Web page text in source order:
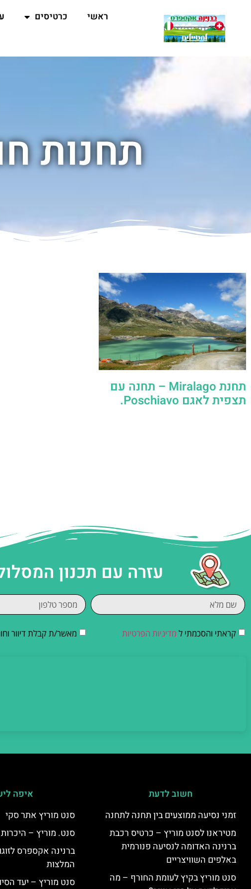
ראשי כרטיסים
תחנות
תחנת Miralago – תחנה עם
תצפית לאגם Poschiavo.
עזרה עם תכנון
קראתי והסכמתי ל מדיניות הפרטיות מאשר/ת קבלת דיוור
חשוב לדעת
זמני נסיעה ממוצעים בין תחנה לתחנה
מטיראנו לסנט מוריץ – כרטיס רכבת
ברנינה האדומה לנסיעה פנורמית
באלפים השוויצריים
סנט מוריץ בקיץ לעומת החורף – מה
איפה
סנט מוריץ אתר סקי
סנט. מוריץ –
ברנינה אקספרס
המלצות
סנט מוריץ – יעד